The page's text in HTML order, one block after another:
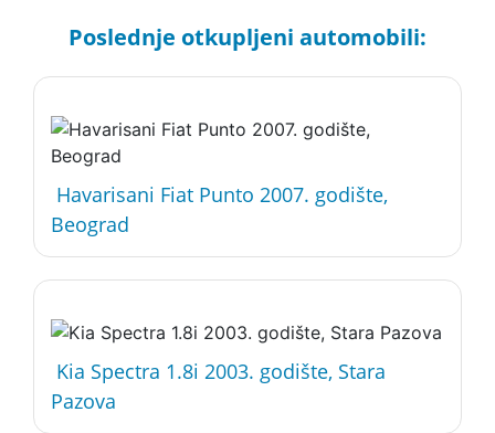
Poslednje otkupljeni automobili:
Havarisani Fiat Punto 2007. godište,
Beograd
Kia Spectra 1.8i 2003. godište, Stara
Pazova